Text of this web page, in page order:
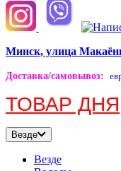
Минск, улица
Доставка/самовывоз:
ТОВАР ДНЯ
Везде
Везде